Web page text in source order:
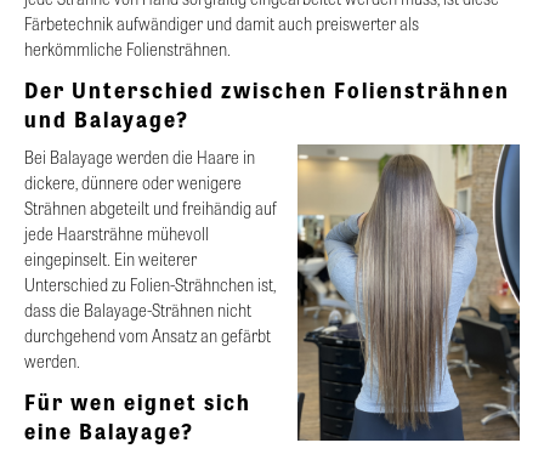
Färbetechnik aufwändiger und damit auch preiswerter als
herkömmliche Foliensträhnen.
Der Unterschied zwischen Foliensträhnen
und Balayage?
Bei Balayage werden die Haare in
dickere, dünnere oder wenigere
Strähnen abgeteilt und freihändig auf
jede Haarsträhne mühevoll
eingepinselt. Ein weiterer
Unterschied zu Folien-Strähnchen ist,
dass die Balayage-Strähnen nicht
durchgehend vom Ansatz an gefärbt
werden.
Für wen eignet sich
eine Balayage?